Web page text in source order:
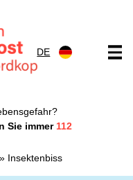
DE
Sie immer 112
» Insektenbiss